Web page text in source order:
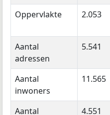
Oppervlakte 2.053
Aantal
adressen
5.541
Aantal
inwoners
11.565
Aantal
4.551